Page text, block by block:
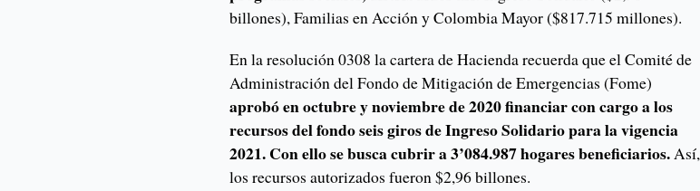
billones), Familias en Acción y Colombia Mayor ($817.715 millones).
En la resolución 0308 la cartera de Hacienda recuerda que el Comité de
Administración del Fondo de Mitigación de Emergencias (Fome)
aprobó en octubre y noviembre de 2020 financiar con cargo a los
recursos del fondo seis giros de Ingreso Solidario para la vigencia
2021. Con ello se busca cubrir a 3’084.987 hogares beneficiarios.Así,
los recursos autorizados fueron $2,96 billones.